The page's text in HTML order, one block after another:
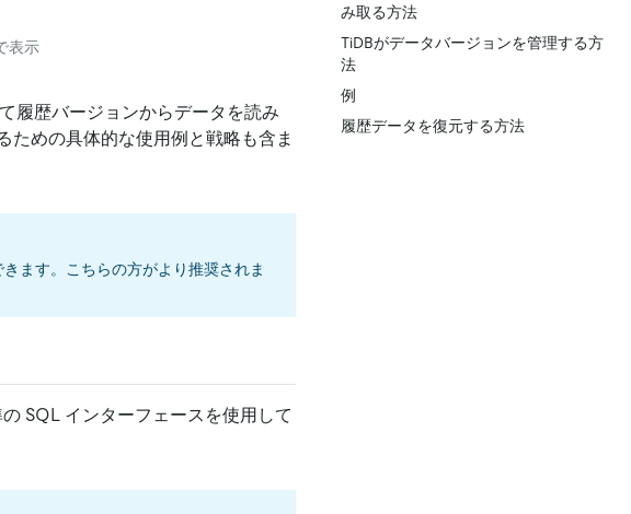
表示
履歴バージョンからデータを読み
ための具体的な使用例と戦略も含ま
ます。こちらの方がより推奨されま
SQL インターフェースを使用して
み取る方法
TiDBがデータバージョンを管理する方
法
例
履歴データを復元する方法